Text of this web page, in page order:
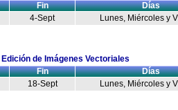
Fin
Días
4-Sept Lunes, Miércoles y
Edición de Imágenes Vectoriales
Fin
Días
18-Sept Lunes, Miércoles y